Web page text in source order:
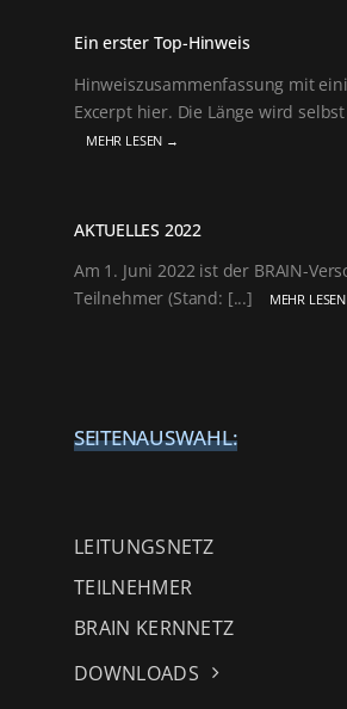
Ein erster Top-Hinweis
Hinweiszusammenfassung mit
Excerpt hier. Die Länge wird
MEHR LESEN →
AKTUELLES 2022
Am 1. Juni 2022 ist der BRAIN-
Teilnehmer (Stand: [...]
MEHR
SEITENAUSWAHL:
LEITUNGSNETZ
TEILNEHMER
BRAIN KERNNETZ
DOWNLOADS